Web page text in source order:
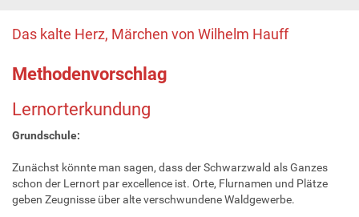
Das kalte Herz, Märchen von Wilhelm Hauff
Methodenvorschlag
Lernorterkundung
Grundschule:
Zunächst könnte man sagen, dass der Schwarzwald als Ganzes
schon der Lernort par excellence ist. Orte, Flurnamen und Plätze
geben Zeugnisse über alte verschwundene Waldgewerbe.